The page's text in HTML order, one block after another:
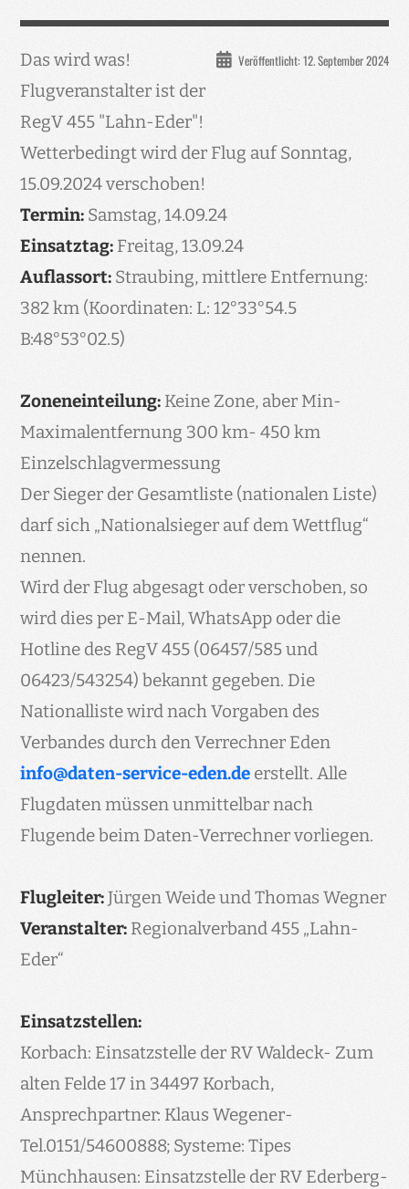
Tierschutz
Medien
Jugendliche
Veröffentlicht: 12. September 2024
Das wird was!
Flugveranstalter ist der
RegV 455 "Lahn-Eder"!
Wetterbedingt wird der Flug auf Sonntag,
15.09.2024 verschoben!
Termin: Samstag, 14.09.24
Einsatztag: Freitag, 13.09.24
Auflassort: Straubing, mittlere Entfernung:
382 km (Koordinaten: L: 12°33°54.5
B:48°53°02.5)
Zoneneinteilung: Keine Zone, aber Min-
Maximalentfernung 300 km- 450 km
Einzelschlagvermessung
Der Sieger der Gesamtliste (nationalen Liste)
darf sich „Nationalsieger auf dem Wettflug“
nennen.
Wird der Flug abgesagt oder verschoben, so
wird dies per E-Mail, WhatsApp oder die
Hotline des RegV 455 (06457/585 und
06423/543254) bekannt gegeben. Die
Nationalliste wird nach Vorgaben des
Verbandes durch den Verrechner Eden
info@daten-service-eden.de erstellt. Alle
Flugdaten müssen unmittelbar nach
Flugende beim Daten-Verrechner vorliegen.
Flugleiter:Jürgen Weide und Thomas Wegner
Veranstalter: Regionalverband 455 „Lahn-
Eder“
Einsatzstellen:
Korbach: Einsatzstelle der RV Waldeck- Zum
alten Felde 17 in 34497 Korbach,
Ansprechpartner: Klaus Wegener-
Tel.0151/54600888; Systeme: Tipes
Münchhausen: Einsatzstelle der RV Ederberg-